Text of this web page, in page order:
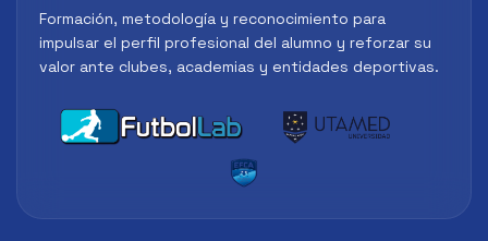
Formación, metodología y reconocimiento para
impulsar el perfil profesional del alumno y reforzar su
valor ante clubes, academias y entidades deportivas.